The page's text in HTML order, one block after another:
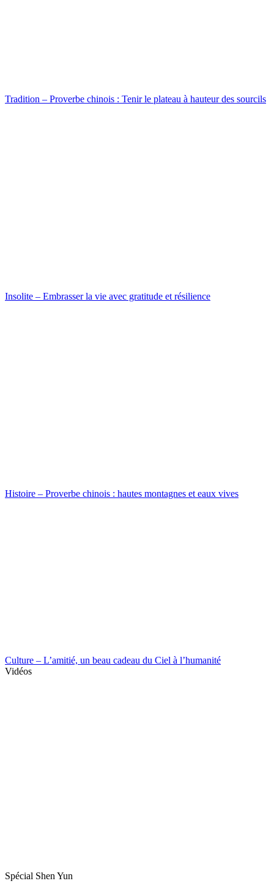
Tradition – Proverbe chinois : Tenir le plateau à hauteur des sourcils
Insolite – Embrasser la vie avec gratitude et résilience
Histoire – Proverbe chinois : hautes montagnes et eaux vives
Culture – L’amitié, un beau cadeau du Ciel à l’humanité
Vidéos
Spécial Shen Yun